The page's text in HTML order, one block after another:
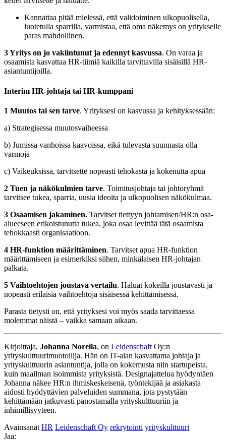
Kannattaa pitää mielessä, että validoiminen ulkopuolisella,
luotetulla sparrilla, varmistaa, että oma näkemys on yritykselle
paras mahdollinen.
3 Yritys on jo vakiintunut ja edennyt kasvussa. On varaa ja
osaamista kasvattaa HR-tiimiä kaikilla tarvittavilla sisäisillä HR-
asiantuntijoilla.
Interim HR-johtaja tai HR-kumppani
1 Muutos tai sen tarve. Yrityksesi on kasvussa ja kehityksessään:
a) Strategisessa muutosvaiheessa
b) Jumissa vanhoissa kaavoissa, eikä tulevasta suunnasta olla
varmoja
c) Vaikeuksissa, tarvitsette nopeasti tehokasta ja kokenutta apua
2 Tuen ja näkökulmien tarve. Toimitusjohtaja tai johtoryhmä
tarvitsee tukea, sparria, uusia ideoita ja ulkopuolisen näkökulmaa.
3 Osaamisen jakaminen. Tarvitset tiettyyn johtamisen/HR:n osa-
alueeseen erikoistunutta tukea, joka osaa levittää tätä osaamista
tehokkaasti organisaatioon.
4 HR-funktion määrittäminen. Tarvitset apua HR-funktion
määrittämiseen ja esimerkiksi siihen, minkälaisen HR-johtajan
palkata.
5 Vaihtoehtojen joustava vertailu. Haluat kokeilla joustavasti ja
nopeasti erilaisia vaihtoehtoja sisäisessä kehittämisessä.
Parasta tietysti on, että yrityksesi voi myös saada tarvittaessa
molemmat näistä – vaikka samaan aikaan.
Kirjoittaja, Johanna Noreila, on Leidenschaft Oy:n
yrityskulttuurimuotoilija. Hän on IT-alan kasvattama johtaja ja
yrityskulttuurin asiantuntija, jolla on kokemusta niin startupeista,
kuin maailman isoimmista yrityksistä. Designajattelua hyödyntäen
Johanna näkee HR:n ihmiskeskeisenä, työntekijää ja asiakasta
aidosti hyödyttävien palveluiden summana, jota pystytään
kehittämään jatkuvasti panostamalla yrityskulttuuriin ja
inhimillisyyteen.
Avainsanat HR Leidenschaft Oy rekrytointi yrityskulttuuri
Jaa: